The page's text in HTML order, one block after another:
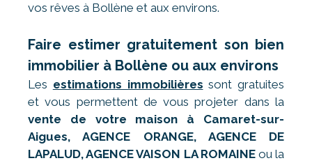
vos rêves à Bollène et aux environs.
Faire estimer gratuitement son bien
immobilier à Bollène ou aux environs
Les estimations immobilières sont gratuites
et vous permettent de vous projeter dans la
vente de votre maison à Camaret-sur-
Aigues, AGENCE ORANGE, AGENCE DE
LAPALUD, AGENCE VAISON LA ROMAINEou la